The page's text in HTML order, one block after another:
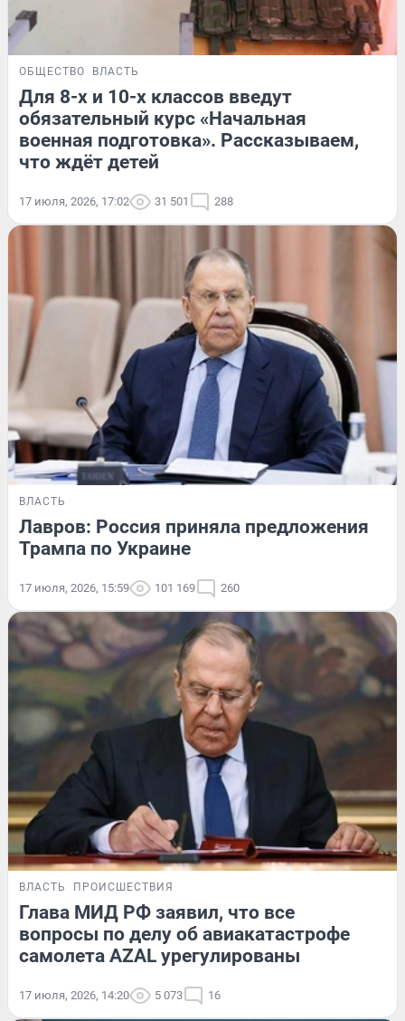
ОБЩЕСТВО ВЛАСТЬ
Для 8-х и 10-х классов введут
обязательный курс «Начальная
военная подготовка». Рассказываем,
что ждёт детей
17 июля, 2026, 17:02 31 501 288
ВЛАСТЬ
Лавров: Россия приняла предложения
Трампа по Украине
17 июля, 2026, 15:59 101 169 260
ВЛАСТЬ ПРОИСШЕСТВИЯ
Глава МИД РФ заявил, что все
вопросы по делу об авиакатастрофе
самолета AZAL урегулированы
17 июля, 2026, 14:20 5 073 16